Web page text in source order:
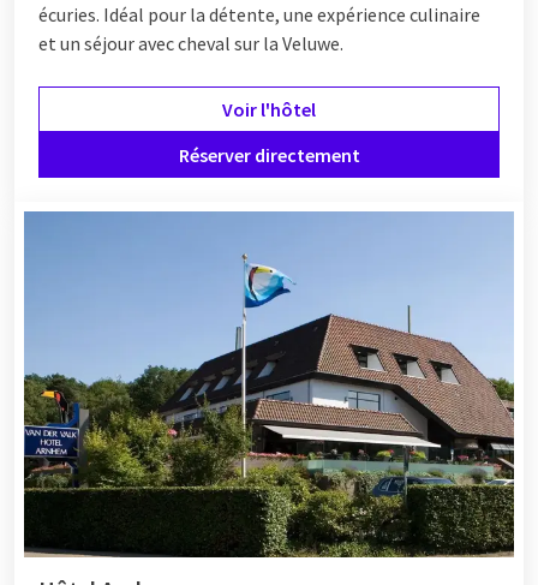
écuries. Idéal pour la détente, une expérience culinaire
et un séjour avec cheval sur la Veluwe.
Voir l'hôtel
Réserver directement